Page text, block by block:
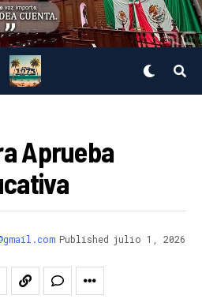
Aprueba
Published julio 1, 2026